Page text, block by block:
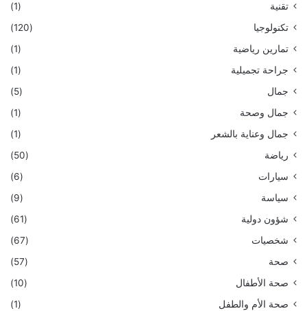
تقنية
(1)
تكنولوجيا
(120)
تمارين رياضية
(1)
جراحة تجميلية
(1)
جمال
(5)
جمال وصحة
(1)
جمال وعناية بالشعر
(1)
رياضة
(50)
سيارات
(6)
سياسة
(9)
شؤون دولية
(61)
شخصيات
(67)
صحة
(57)
صحة الأطفال
(10)
صحة الأم والطفل
(1)